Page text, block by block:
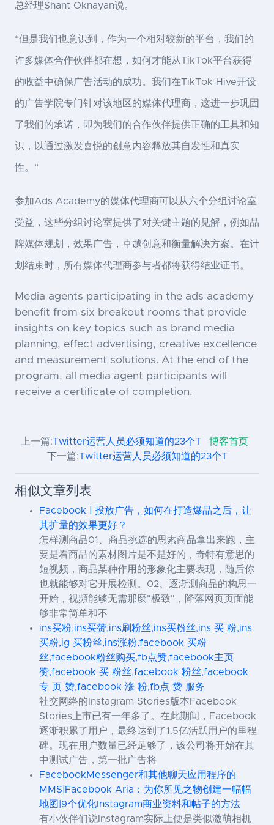
总经理Shant Oknayan说。
“但是我们也意识到，作为一个相对较新的平台，我们的
许多媒体合作伙伴都在想，如何才能从TikTok平台获得
的收益中确保广告活动的成功。我们在TikTok Hive开设
的广告学院专门针对该地区的媒体代理商，这进一步巩固
了我们的承诺，即为我们的合作伙伴提供正确的工具和知
识，以通过激发喜悦的创意内容释放其自发性和真实
性。”
参加Ads Academy的媒体代理商可以从六个分组讨论室
受益，这些分组讨论室提供了对关键主题的见解，例如品
牌媒体规划，效果广告，卓越创意和衡量解决方案。在计
划结束时，所有媒体代理商参与者都将获得结业证书。
Media agents participating in the ads academy
benefit from six breakout rooms that provide
insights on key topics such as brand media
planning, effect advertising, creative excellence
and measurement solutions. At the end of the
program, all media agent participants will
receive a certificate of completion.
上一篇:Twitter运营人员必须知道的23个T
博客首页
下一篇:Twitter运营人员必须知道的23个T
相似文章列表
Facebook | 投放广告，如何在打造爆品之后，让
其扩量的效果更好？
怎样测商品01、商品挑选的思索商品拿出来跑，主
要是看商品的素材图片是不是好的，奇特有意思的
短视频，商品某种作用的形象化主要表现，随后你
也就能够对它开展检测。02、逐渐测商品的构思一
开始，视頻能够无需那麼"极致"，降落网页页面能
够非常简单和不
ins买粉,ins买赞,ins刷粉丝,ins买粉丝,ins 买 粉,ins
买粉,ig 买粉丝,ins涨粉,facebook 买粉
丝,facebook粉丝购买,fb点赞,facebook主页
赞,facebook 买 粉丝,facebook 粉丝,facebook
专 页 赞,facebook 涨 粉,fb点 赞 服务
社交网络的Instagram Stories版本Facebook
Stories上市已有一年多了。在此期间，Facebook
逐渐积累了用户，最终达到了1.5亿活跃用户的里程
碑。现在用户数量已经足够了，该公司将开始在其
中测试广告，第一批广告将
FacebookMessenger和其他聊天应用程序的
MMS|Facebook Aria：为你所见之物创建一幅幅
地图|9个优化Instagram商业资料和帖子的方法
有小伙伴们说Instagram实际上便是类似激萌相机